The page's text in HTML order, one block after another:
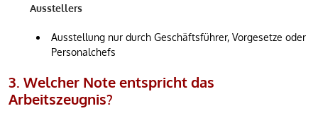
Ausstellers
Ausstellung nur durch Geschäftsführer, Vorgesetze oder
Personalchefs
3. Welcher Note entspricht das
Arbeitszeugnis?